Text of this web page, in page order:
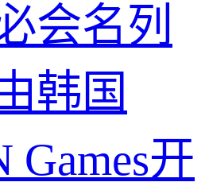
会名列
韩国
Games开